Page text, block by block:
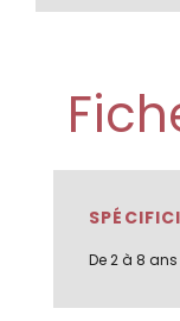
De 2 à 8 ans